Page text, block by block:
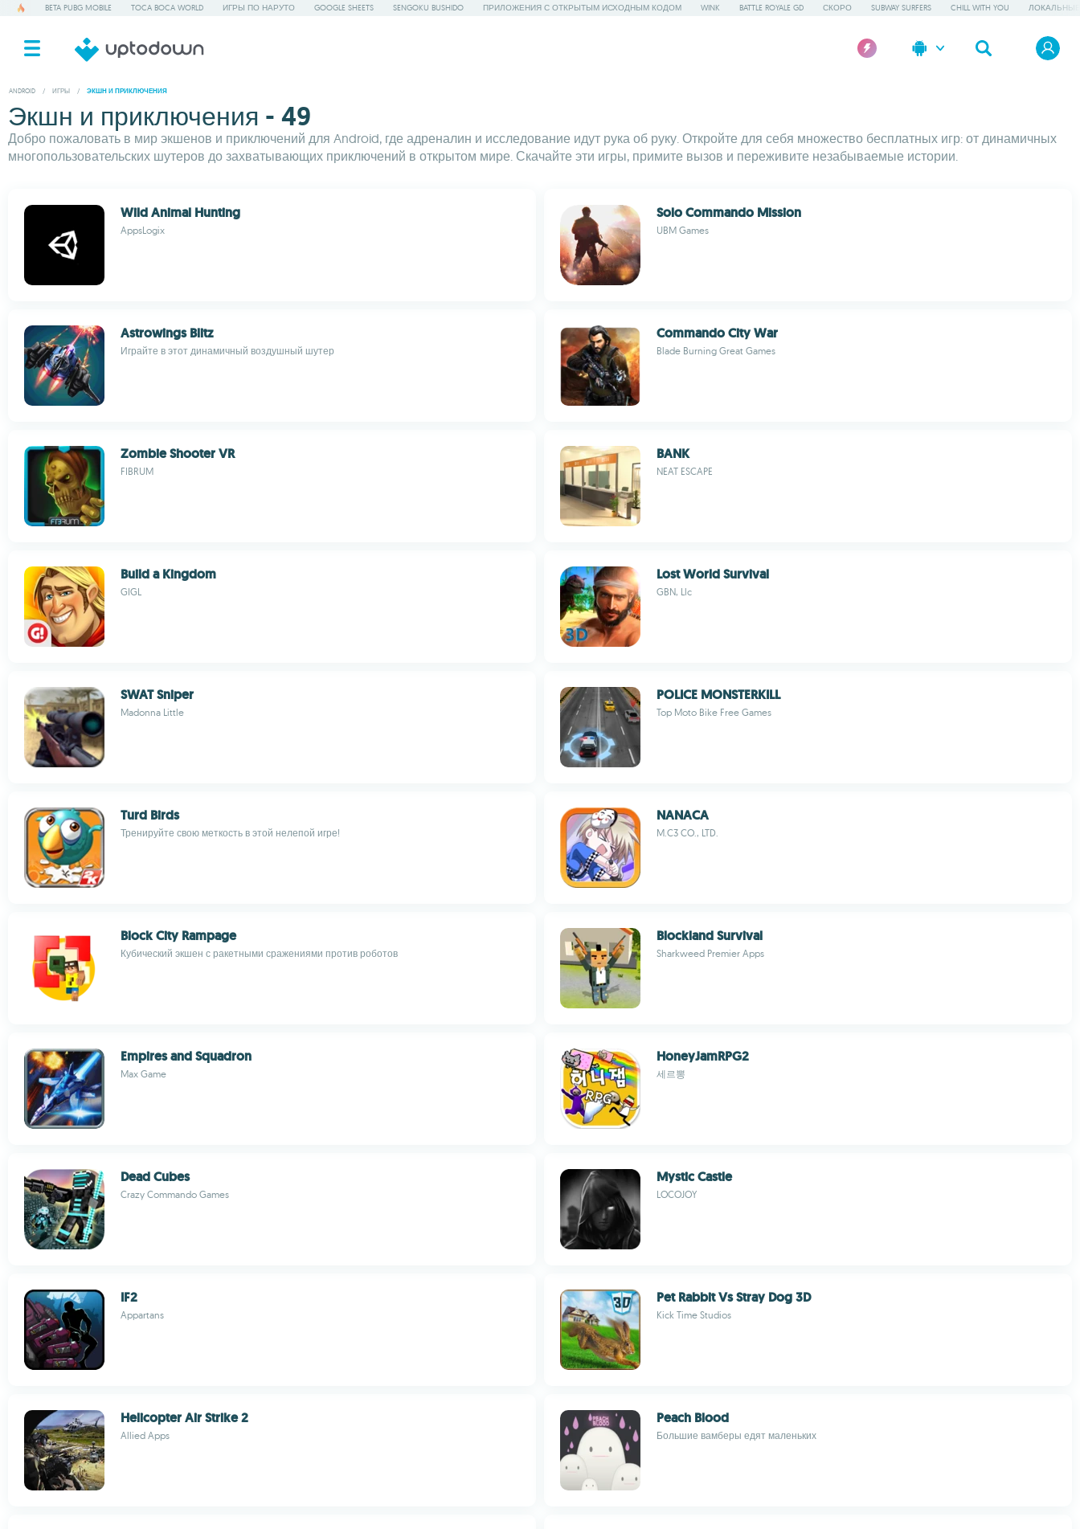
BETA PUBG MOBILE TOCA BOCA WORLD ИГРЫ ПО НАРУТО GOOGLE SHEETS SENGOKU BUSHIDO ПРИЛОЖЕНИЯ С ОТКРЫТЫМ ИСХОДНЫМ КОДОМ WINK BATTLE ROYALE GD СКОРО SUBWAY SURFERS CHILL WITH YOU
ANDROID / ИГРЫ / ЭКШН И ПРИКЛЮЧЕНИЯ
Экшн и приключения - 49
Добро пожаловать в мир экшенов и приключений для Android, где адреналин и исследование идут рука об руку. Откройте для себя множество бесплатных игр: от динамичных
многопользовательских шутеров до захватывающих приключений в открытом мире. Скачайте эти игры, примите вызов и переживите незабываемые истории.
Wild Animal Hunting
AppsLogix
Solo Commando Mission
UBM Games
Astrowings Blitz
Играйте в этот динамичный воздушный шутер
Commando City War
Blade Burning Great Games
Zombie Shooter VR
FIBRUM
BANK
NEAT ESCAPE
Build a Kingdom
GIGL
Lost World Survival
GBN, Llc
SWAT Sniper
Madonna Little
POLICE MONSTERKILL
Top Moto Bike Free Games
Turd Birds
Тренируйте свою меткость в этой нелепой игре!
NANACA
M.C3 CO., LTD.
Block City Rampage
Кубический экшен с ракетными сражениями против роботов
Blockland Survival
Sharkweed Premier Apps
Empires and Squadron
Max Game
HoneyJamRPG2
세르뽕
Dead Cubes
Crazy Commando Games
Mystic Castle
LOCOJOY
IF2
Appartans
Pet Rabbit Vs Stray Dog 3D
Kick Time Studios
Helicopter Air Strike 2
Allied Apps
Peach Blood
Большие вамберы едят маленьких